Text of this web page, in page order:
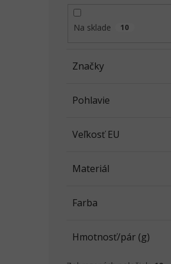
Na sklade 10
Značky
Pohlavie
Veľkosť EU
Materiál
Farba
Hmotnosť/pár (g)